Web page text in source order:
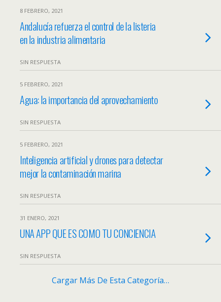
8 FEBRERO, 2021
Andalucía refuerza el control de la listeria
en la industria alimentaria
SIN RESPUESTA
5 FEBRERO, 2021
Agua: la importancia del aprovechamiento
SIN RESPUESTA
5 FEBRERO, 2021
Inteligencia artificial y drones para detectar
mejor la contaminación marina
SIN RESPUESTA
31 ENERO, 2021
UNA APP QUE ES COMO TU CONCIENCIA
SIN RESPUESTA
Cargar Más De Esta Categoría…